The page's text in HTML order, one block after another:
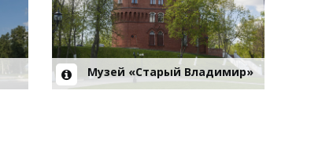
Музей «Старый Владимир»